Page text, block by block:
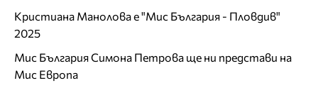
Кристиана Манолова е "Мис България - Пловдив"
2025
Мис България Симона Петрова ще ни представи на
Мис Европа